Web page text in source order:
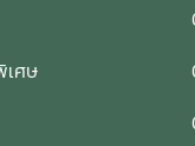
รเงิน
ารพิเศษ
ระชุม